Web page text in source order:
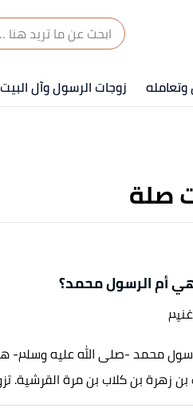
زوجات الرسول وآل البيت
صلة
أم الرسول محمد؟
محمد -صلى الله عليه
زهرة بن كلاب بن مرة القرشية.